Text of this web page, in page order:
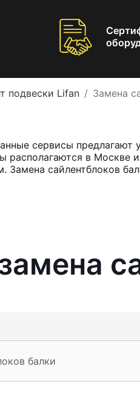
подвески Lifan Замена
сервисы предлагают
располагаются в
Замена сайлентблоков
балки